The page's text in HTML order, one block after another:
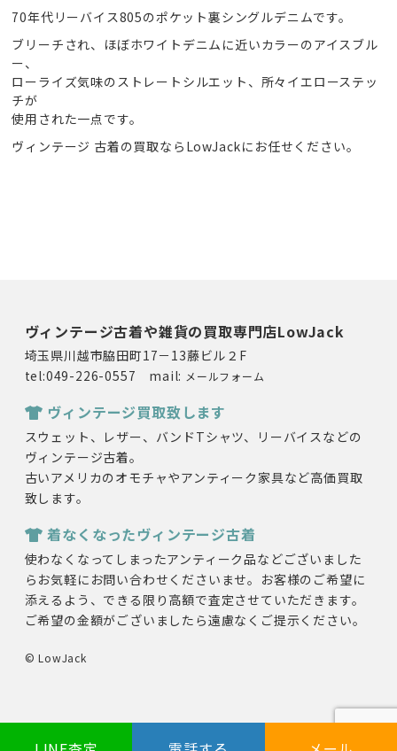
70年代リーバイス805のポケット裏シングルデニムです。
ブリーチされ、ほぼホワイトデニムに近いカラーのアイスブル
ー、
ローライズ気味のストレートシルエット、所々イエローステッ
チが
使用された一点です。
ヴィンテージ 古着の買取ならLowJackにお任せください。
ヴィンテージ古着や雑貨の買取専門店LowJack
埼玉県川越市脇田町17－13藤ビル２F
tel:049-226-0557 mail: メールフォーム
ヴィンテージ買取致します
スウェット、レザー、バンドTシャツ、リーバイスなどの
ヴィンテージ古着。
古いアメリカのオモチャやアンティーク家具など高価買取
致します。
着なくなったヴィンテージ古着
使わなくなってしまったアンティーク品などございました
らお気軽にお問い合わせくださいませ。お客様のご希望に
添えるよう、できる限り高額で査定させていただきます。
ご希望の金額がございましたら遠慮なくご提示ください。
© LowJack